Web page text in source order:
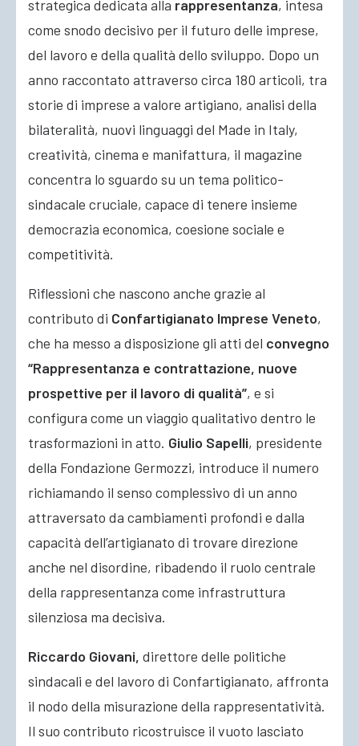
strategica dedicata alla rappresentanza, intesa
come snodo decisivo per il futuro delle imprese,
del lavoro e della qualità dello sviluppo. Dopo un
anno raccontato attraverso circa 180 articoli, tra
storie di imprese a valore artigiano, analisi della
bilateralità, nuovi linguaggi del Made in Italy,
creatività, cinema e manifattura, il magazine
concentra lo sguardo su un tema politico-
sindacale cruciale, capace di tenere insieme
democrazia economica, coesione sociale e
competitività.
Riflessioni che nascono anche grazie al
contributo di Confartigianato Imprese Veneto,
che ha messo a disposizione gli atti del convegno
“Rappresentanza e contrattazione, nuove
prospettive per il lavoro di qualità”, e si
configura come un viaggio qualitativo dentro le
trasformazioni in atto. Giulio Sapelli, presidente
della Fondazione Germozzi, introduce il numero
richiamando il senso complessivo di un anno
attraversato da cambiamenti profondi e dalla
capacità dell’artigianato di trovare direzione
anche nel disordine, ribadendo il ruolo centrale
della rappresentanza come infrastruttura
silenziosa ma decisiva.
Riccardo Giovani, direttore delle politiche
sindacali e del lavoro di Confartigianato, affronta
il nodo della misurazione della rappresentatività.
Il suo contributo ricostruisce il vuoto lasciato